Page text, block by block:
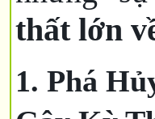
thất lớn
1. Phá